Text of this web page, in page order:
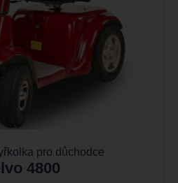
pro důchodce
4800